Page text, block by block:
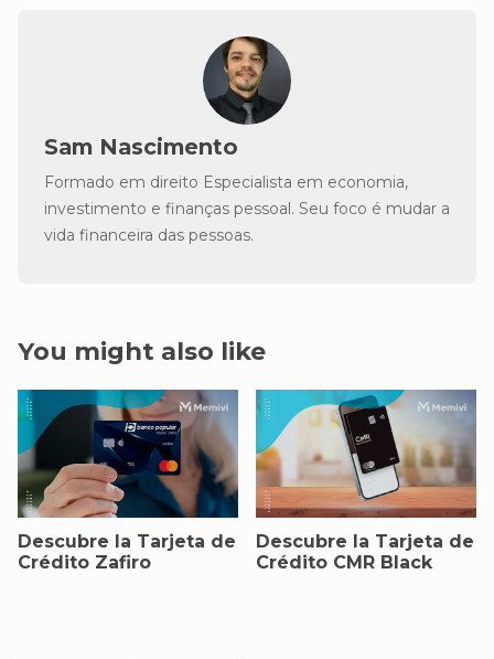
Sam Nascimento
Formado em direito Especialista em economia,
investimento e finanças pessoal. Seu foco é mudar a
vida financeira das pessoas.
You might also like
Descubre la Tarjeta de
Crédito Zafiro
Descubre la Tarjeta de
Crédito CMR Black